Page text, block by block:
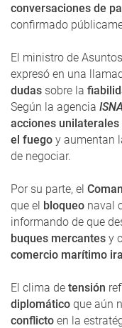
conversaciones de pa
confirmado
El ministro de
expresó en una
dudas sobre la
Según la agencia ISNA
acciones unilaterales
el fuego y aumentan
de negociar.
Por su parte, el
que el bloqueo naval
informando de que
buques mercantes y
comercio marítimo
El clima de tensión
diplomático que aún
conflicto en la